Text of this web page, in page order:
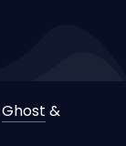
Ghost &